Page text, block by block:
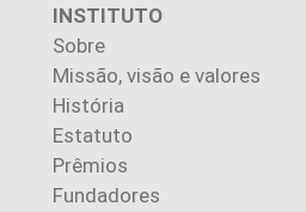
INSTITUTO
Sobre
Missão, visão e valores
História
Estatuto
Prêmios
Fundadores